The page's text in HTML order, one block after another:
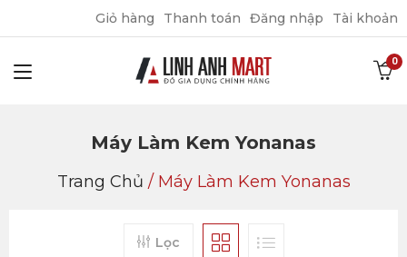
Giỏ hàng Thanh toán Đăng nhập Tài khoản
Máy Làm Kem Yonanas
Trang Chủ / Máy Làm Kem Yonanas
Lọc